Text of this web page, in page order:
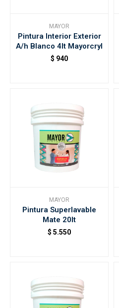
MAYOR
Pintura Interior Exterior
A/h Blanco 4lt Mayorcryl
$ 940
MAYOR
Pintura Superlavable
Mate 20lt
$ 5.550